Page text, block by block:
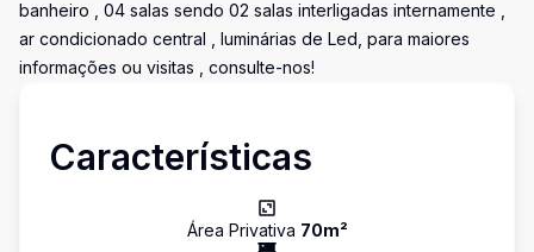
banheiro , 04 salas sendo 02 salas interligadas internamente ,
ar condicionado central , luminárias de Led, para maiores
informações ou visitas , consulte-nos!
Características
Área Privativa 70m²